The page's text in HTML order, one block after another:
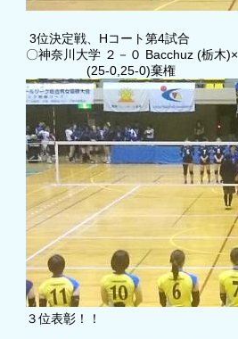
3位決定戦、Hコート第4試合
〇神奈川大学 ２－０ Bacchuz (栃木)×
(25-0,25-0)棄権
３位表彰！！